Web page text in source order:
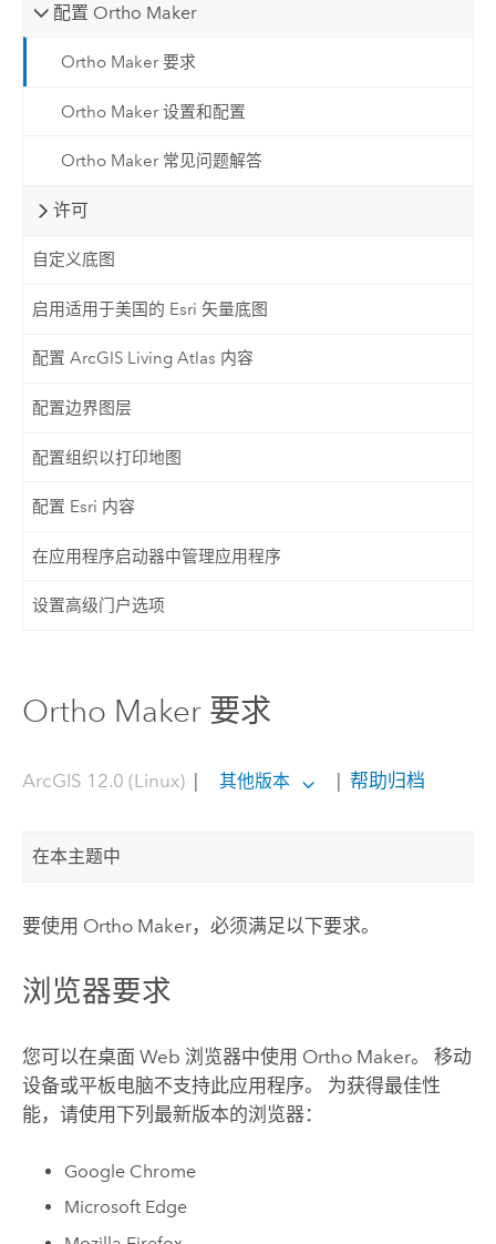
配置 Ortho Maker
Ortho Maker 要求
Ortho Maker 设置和配置
Ortho Maker 常见问题解答
许可
自定义底图
启用适用于美国的 Esri 矢量底图
配置 ArcGIS Living Atlas 内容
配置边界图层
配置组织以打印地图
配置 Esri 内容
在应用程序启动器中管理应用程序
设置高级门户选项
Ortho Maker 要求
ArcGIS 12.0 (Linux)| 其他版本 帮助归档
在本主题中
要使用 Ortho Maker，必须满足以下要求。
浏览器要求
您可以在桌面 Web 浏览器中使用 Ortho Maker。 移动
设备或平板电脑不支持此应用程序。 为获得最佳性
能，请使用下列最新版本的浏览器：
Google Chrome
Microsoft Edge